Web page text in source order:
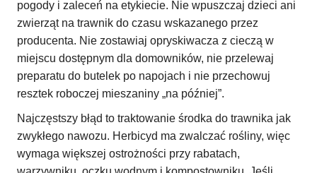
pogody i zaleceń na etykiecie. Nie wpuszczaj dzieci ani
zwierząt na trawnik do czasu wskazanego przez
producenta. Nie zostawiaj opryskiwacza z cieczą w
miejscu dostępnym dla domowników, nie przelewaj
preparatu do butelek po napojach i nie przechowuj
resztek roboczej mieszaniny „na później”.
Najczęstszy błąd to traktowanie środka do trawnika jak
zwykłego nawozu. Herbicyd ma zwalczać rośliny, więc
wymaga większej ostrożności przy rabatach,